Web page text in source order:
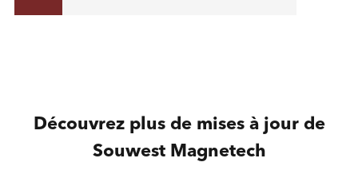
Découvrez plus de mises à jour de
Souwest Magnetech